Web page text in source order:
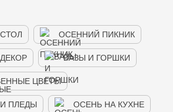
ОСЕННИЙ ПИКНИК
ВАЗЫ И ГОРШКИ
ЦВЕТЫ
ПЛЕДЫ ОСЕНЬ НА КУХНЕ